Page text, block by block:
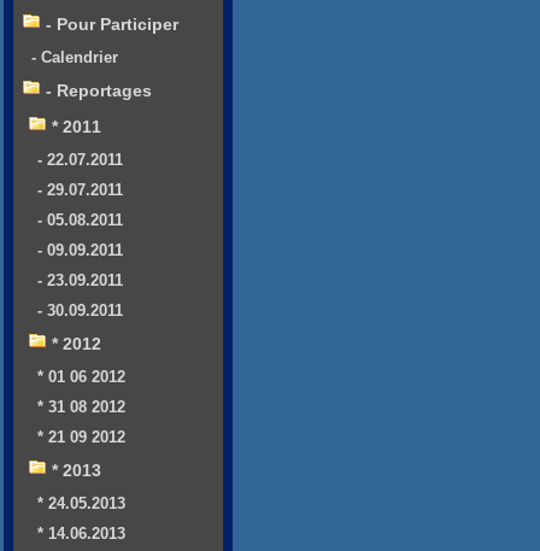
- Pour Participer
- Calendrier
- Reportages
* 2011
- 22.07.2011
- 29.07.2011
- 05.08.2011
- 09.09.2011
- 23.09.2011
- 30.09.2011
* 2012
* 01 06 2012
* 31 08 2012
* 21 09 2012
* 2013
* 24.05.2013
* 14.06.2013